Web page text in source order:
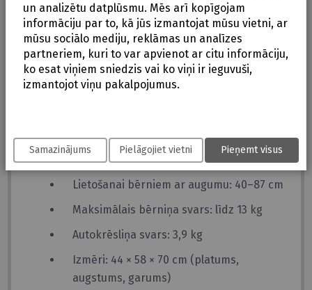
Iekļauts jaundzimušā ieliktnis
Liels saulessargs / jumtiņš
i-Size R129/04 drošības standarts
Uzstādāms ar ISOFIX bāzi vai drošības
Parametri:
Lietošanai bērniem ar augumu: 40–87 cm
Maksimālais bērniņa svars: līdz 13 kg
Autokrēsliņa svars: 3,9 kg
Izmēri: 44 × 58 × 70 cm (platums,
augstums, garums)
un analizētu datplūsmu. Mēs arī kopīgojam
informāciju par to, kā jūs izmantojat mūsu vietni, ar
mūsu sociālo mediju, reklāmas un analīzes
partneriem, kuri to var apvienot ar citu informāciju,
ko esat viņiem sniedzis vai ko viņi ir ieguvuši,
izmantojot viņu pakalpojumus.
Samazinājums Pielāgojiet vietni Pieņemt visus